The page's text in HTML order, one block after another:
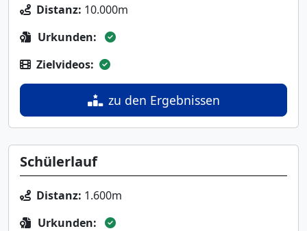
Distanz: 10.000m
Urkunden:
Zielvideos:
zu den Ergebnissen
Schülerlauf
Distanz: 1.600m
Urkunden: